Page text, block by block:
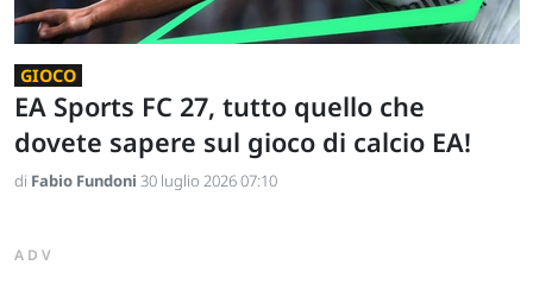
GIOCO
EA Sports FC 27, tutto quello che
dovete sapere sul gioco di calcio EA!
di Fabio Fundoni 30 luglio 2026 07:10
ADV